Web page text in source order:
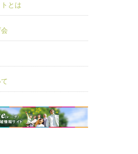
とは